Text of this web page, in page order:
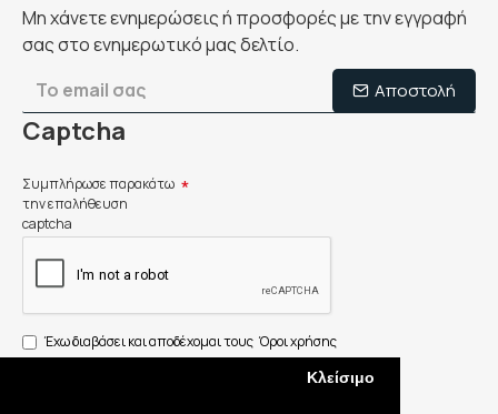
Κλείσιμο
Μη χάνετε ενημερώσεις ή προσφορές με την εγγραφή
σας στο ενημερωτικό μας δελτίο.
Αποστολή
Captcha
Συμπλήρωσε παρακάτω
την επαλήθευση
captcha
Έχω διαβάσει και αποδέχομαι τους Όροι χρήσης